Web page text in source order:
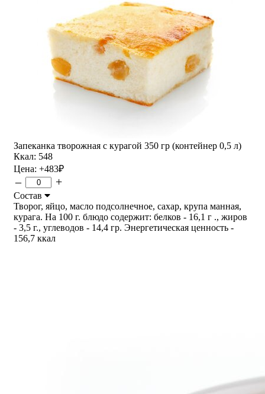
Запеканка творожная с курагой 350 гр (контейнер 0,5 л)
Ккал: 548
Цена: +483₽
– +
Состав
Творог, яйцо, масло подсолнечное, сахар, крупа манная,
курага. На 100 г. блюдо содержит: белков - 16,1 г ., жиров
- 3,5 г., углеводов - 14,4 гр. Энергетическая ценность -
156,7 ккал